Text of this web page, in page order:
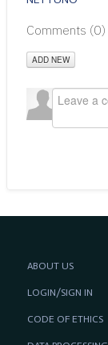
Comments (0)
ADD NEW
ABOUT US
LOGIN/SIGN IN
CODE OF ETHICS